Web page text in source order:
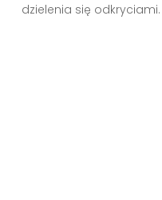
dzielenia się odkryciami.